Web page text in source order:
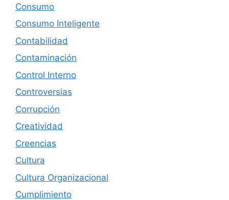
Consumo
Consumo Inteligente
Contabilidad
Contaminación
Control Interno
Controversias
Corrupción
Creatividad
Creencias
Cultura
Cultura Organizacional
Cumplimiento